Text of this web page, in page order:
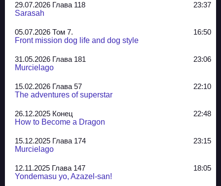
29.07.2026 Глава 118
23:37
Sarasah
05.07.2026 Том 7.
16:50
Front mission dog life and dog style
31.05.2026 Глава 181
23:06
Murcielago
15.02.2026 Глава 57
22:10
The adventures of superstar
26.12.2025 Конец
22:48
How to Become a Dragon
15.12.2025 Глава 174
23:15
Murcielago
12.11.2025 Глава 147
18:05
Yondemasu yo, Azazel-san!